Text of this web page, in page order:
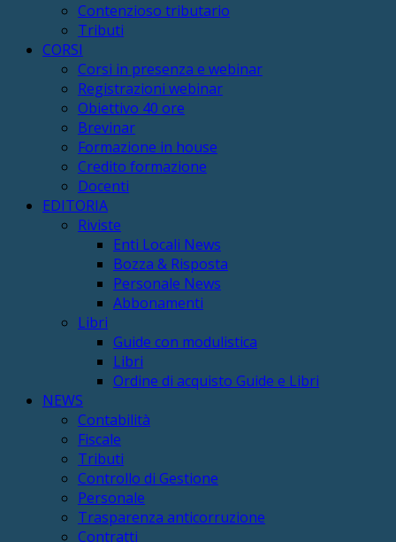
Contenzioso tributario
Tributi
CORSI
Corsi in presenza e webinar
Registrazioni webinar
Obiettivo 40 ore
Brevinar
Formazione in house
Credito formazione
Docenti
EDITORIA
Riviste
Enti Locali News
Bozza & Risposta
Personale News
Abbonamenti
Libri
Guide con modulistica
Libri
Ordine di acquisto Guide e Libri
NEWS
Contabilità
Fiscale
Tributi
Controllo di Gestione
Personale
Trasparenza anticorruzione
Contratti